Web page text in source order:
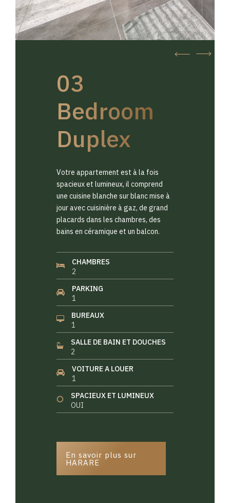
03
Bedroom
Duplex
Votre appartement est à la fois
spacieux et lumineux, il comprend
une cuisine blanche sur blanc mise à
jour avec cuisinière à gaz, de grand
placards dans les chambres, des
bains en céramique et un balcon.
CHAMBRES
2
PARKING
1
BUREAUX
1
SALLE DE BAIN ET DOUCHES
2
VOITURE A LOUER
1
SPACIEUX ET LUMINEUX
OUI
En savoir plus sur
HARARE